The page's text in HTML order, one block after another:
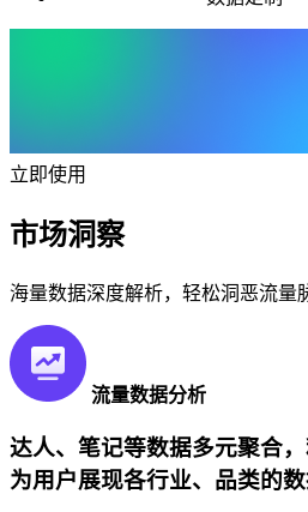
立即使用
市场洞察
海量数据深度解析，轻松洞恶流量
流量数据分析
达人、笔记等数据多元聚合
为用户展现各行业、品类的数